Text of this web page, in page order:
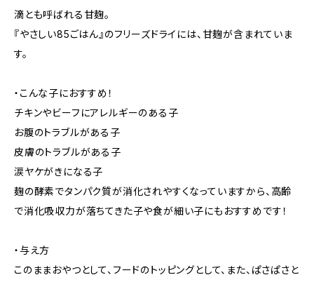
滴とも呼ばれる甘麹。
『やさしい85ごはん』のフリーズドライには、甘麹が含まれていま
す。
・こんな子におすすめ！
チキンやビーフにアレルギーのある子
お腹のトラブルがある子
皮膚のトラブルがある子
涙ヤケがきになる子
麹の酵素でタンパク質が消化されやすくなっていますから、高齢
で消化吸収力が落ちてきた子や食が細い子にもおすすめです！
・与え方
このままおやつとして、フードのトッピングとして、また、ぱさぱさと